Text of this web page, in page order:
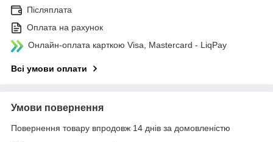
Післяплата
Оплата на рахунок
Онлайн-оплата карткою Visa, Mastercard - LiqPay
Всі умови оплати
Умови повернення
Повернення товару впродовж 14 днів за домовленістю